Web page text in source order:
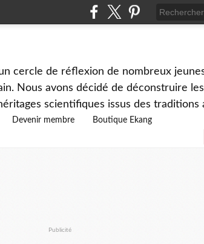
un cercle de réflexion de nombreux
Nous avons décidé de déconstruire
scientifiques issus des
Devenir membre Boutique Ekang
Publicité